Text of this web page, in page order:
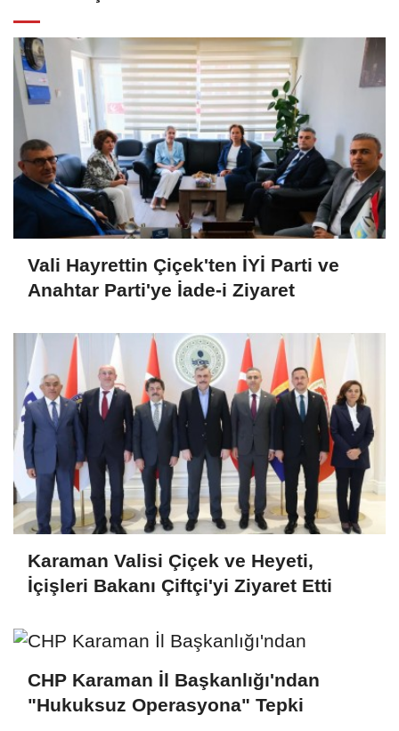
Vali Hayrettin Çiçek'ten İYİ Parti ve
Anahtar Parti'ye İade-i Ziyaret
Karaman Valisi Çiçek ve Heyeti,
İçişleri Bakanı Çiftçi'yi Ziyaret Etti
CHP Karaman İl Başkanlığı'ndan
"Hukuksuz Operasyona" Tepki